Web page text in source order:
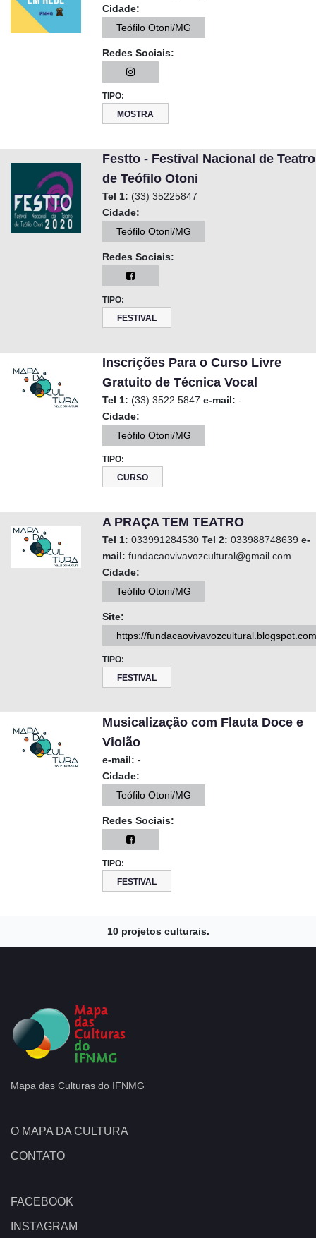
Cidade:
Teófilo Otoni/MG
Redes Sociais:
TIPO:
MOSTRA
Festto - Festival Nacional de Teatro
de Teófilo Otoni
Tel 1: (33) 35225847
Cidade:
Teófilo Otoni/MG
Redes Sociais:
TIPO:
FESTIVAL
Inscrições Para o Curso Livre
Gratuito de Técnica Vocal
Tel 1: (33) 3522 5847 e-mail: -
Cidade:
Teófilo Otoni/MG
TIPO:
CURSO
A PRAÇA TEM TEATRO
Tel 1: 033991284530 Tel 2: 033988748639 e-
mail: fundacaovivavozcultural@gmail.com
Cidade:
Teófilo Otoni/MG
Site:
https://
TIPO:
FESTIVAL
Musicalização com Flauta Doce e
Violão
e-mail: -
Cidade:
Teófilo Otoni/MG
Redes Sociais:
TIPO:
FESTIVAL
10 projetos culturais.
Mapa das Culturas do IFNMG
O MAPA DA CULTURA
CONTATO
FACEBOOK
INSTAGRAM